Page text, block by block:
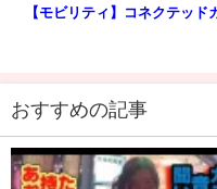
【モビリティ】コネクテッ
おすすめの記事